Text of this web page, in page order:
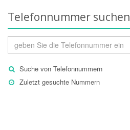
Telefonnummer suchen
Suche von Telefonnummern
Zuletzt gesuchte Nummern